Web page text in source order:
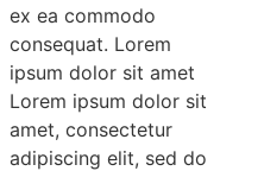
ex ea commodo
consequat. Lorem
ipsum dolor sit amet
Lorem ipsum dolor sit
amet, consectetur
adipiscing elit, sed do